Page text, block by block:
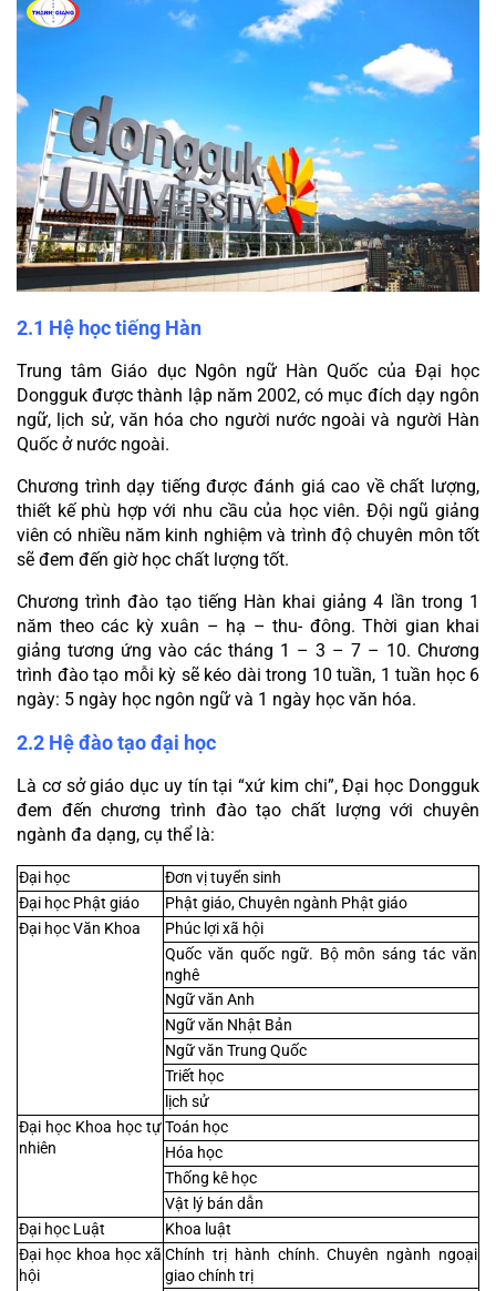
2.1 Hệ học tiếng Hàn
Trung tâm Giáo dục Ngôn ngữ Hàn Quốc của Đại học
Dongguk được thành lập năm 2002, có mục đích dạy ngôn
ngữ, lịch sử, văn hóa cho người nước ngoài và người Hàn
Quốc ở nước ngoài.
Chương trình dạy tiếng được đánh giá cao về chất lượng,
thiết kế phù hợp với nhu cầu của học viên. Đội ngũ giảng
viên có nhiều năm kinh nghiệm và trình độ chuyên môn tốt
sẽ đem đến giờ học chất lượng tốt.
Chương trình đào tạo tiếng Hàn khai giảng 4 lần trong 1
năm theo các kỳ xuân – hạ – thu- đông. Thời gian khai
giảng tương ứng vào các tháng 1 – 3 – 7 – 10. Chương
trình đào tạo mỗi kỳ sẽ kéo dài trong 10 tuần, 1 tuần học 6
ngày: 5 ngày học ngôn ngữ và 1 ngày học văn hóa.
2.2 Hệ đào tạo đại học
Là cơ sở giáo dục uy tín tại “xứ kim chi”, Đại học Dongguk
đem đến chương trình đào tạo chất lượng với chuyên
ngành đa dạng, cụ thể là:
Đại học
Đơn vị tuyển sinh
Đại học Phật giáo
Phật giáo, Chuyên ngành Phật giáo
Đại học Văn Khoa
Phúc lợi xã hội
Quốc văn quốc ngữ. Bộ môn sáng tác văn
nghê
Ngữ văn Anh
Ngữ văn Nhật Bản
Ngữ văn Trung Quốc
Triết học
lịch sử
Đại học Khoa học tự
nhiên
Toán học
Hóa học
Thống kê học
Vật lý bán dẫn
Đại học Luật
Khoa luật
Đại học khoa học xã
hội
Chính trị hành chính. Chuyên ngành ngoại
giao chính trị